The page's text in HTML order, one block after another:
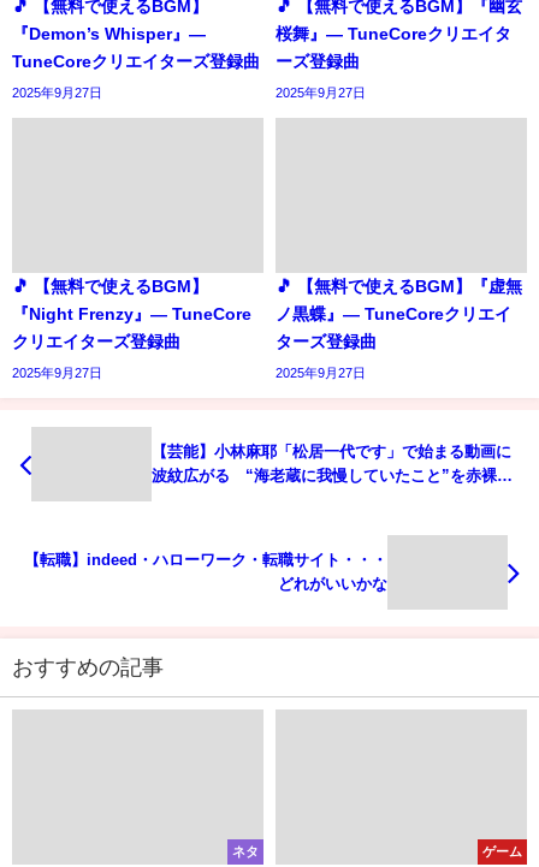
🎵 【無料で使えるBGM】
『Demon’s Whisper』―
TuneCoreクリエイターズ登録曲
2025年9月27日
🎵 【無料で使えるBGM】『幽玄
桜舞』― TuneCoreクリエイタ
ーズ登録曲
2025年9月27日
🎵 【無料で使えるBGM】
『Night Frenzy』― TuneCore
クリエイターズ登録曲
2025年9月27日
🎵 【無料で使えるBGM】『虚無
ノ黒蝶』― TuneCoreクリエイ
ターズ登録曲
2025年9月27日
【芸能】小林麻耶「松居一代です」で始まる動画に
波紋広がる “海老蔵に我慢していたこと”を赤裸々
【転職】indeed・ハローワーク・転職サイト・・・
どれがいいかな
おすすめの記事
ネタ ゲーム